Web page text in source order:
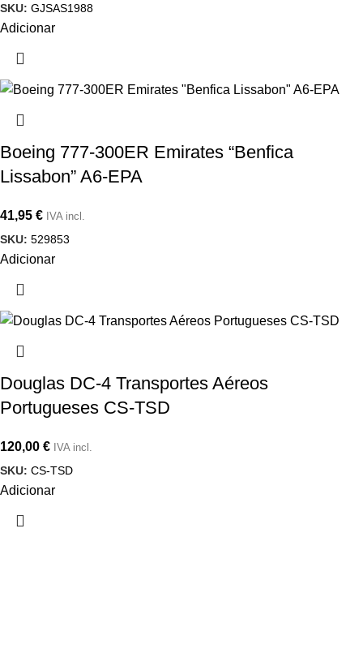
SKU: GJSAS1988
Adicionar
Boeing 777-300ER Emirates “Benfica
Lissabon” A6-EPA
41,95 € IVA incl.
SKU: 529853
Adicionar
Douglas DC-4 Transportes Aéreos
Portugueses CS-TSD
120,00 € IVA incl.
SKU: CS-TSD
Adicionar